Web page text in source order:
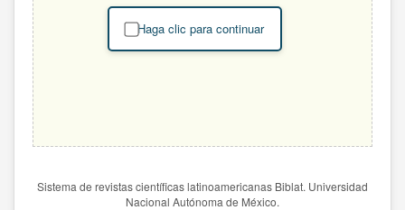
Haga clic para continuar
Sistema de revistas científicas latinoamericanas Biblat. Universidad
Nacional Autónoma de México.